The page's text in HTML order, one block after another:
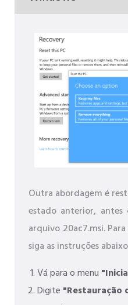
Outra abordagem é
estado anterior,
arquivo 20ac7.msi.
siga as instruções abaixo
Vá para o menu
Digite "Restauração